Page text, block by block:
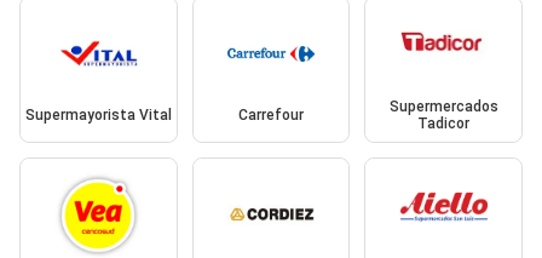
Supermayorista Vital Carrefour
Supermercados
Tadicor